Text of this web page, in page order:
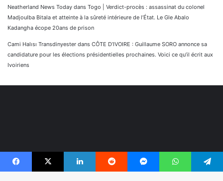
Neatherland News Today dans Togo | Verdict-procès : assassinat du colonel
Madjoulba Bitala et atteinte à la sûreté intérieure de l’État. Le Gle Abalo
Kadangha écope 20ans de prison
Cami Halısı Transdinyester dans CÔTE D’IVOIRE : Guillaume SORO annonce sa
candidature pour les élections présidentielles prochaines. Voici ce qu’il écrit aux
Ivoiriens
Facebook X Linkedin Reddit Messenger WhatsApp Telegram